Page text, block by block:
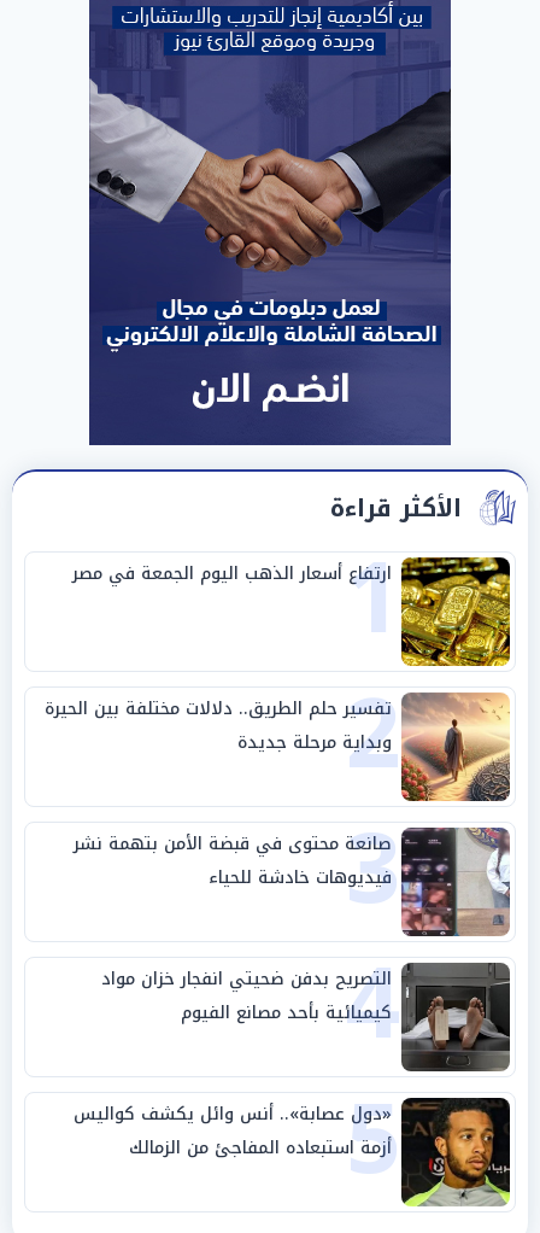
الأكثر قراءة
1
ارتفاع أسعار الذهب اليوم الجمعة في مصر
2
تفسير حلم الطريق.. دلالات مختلفة بين الحيرة
وبداية مرحلة جديدة
3
صانعة محتوى في قبضة الأمن بتهمة نشر
فيديوهات خادشة للحياء
4
التصريح بدفن ضحيتي انفجار خزان مواد
كيميائية بأحد مصانع الفيوم
5
«دول عصابة».. أنس وائل يكشف كواليس
أزمة استبعاده المفاجئ من الزمالك